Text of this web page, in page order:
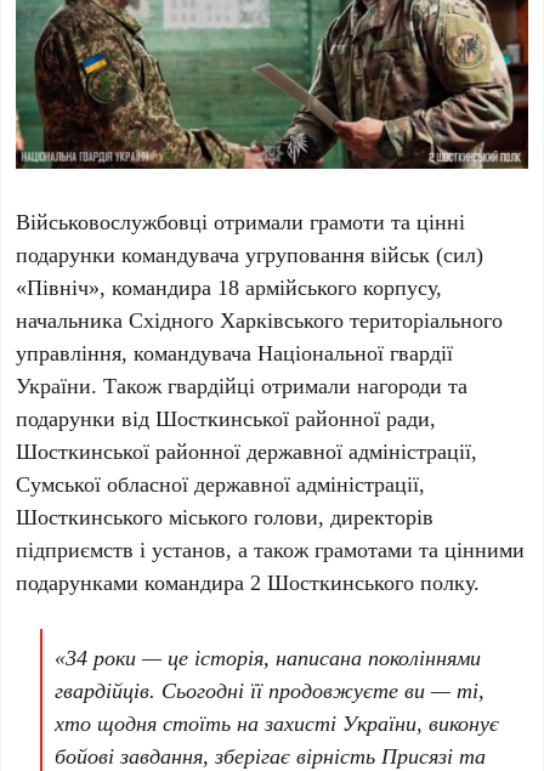
Військовослужбовці отримали грамоти та цінні
подарунки командувача угруповання військ (сил)
«Північ», командира 18 армійського корпусу,
начальника Східного Харківського територіального
управління, командувача Національної гвардії
України. Також гвардійці отримали нагороди та
подарунки від Шосткинської районної ради,
Шосткинської районної державної адміністрації,
Сумської обласної державної адміністрації,
Шосткинського міського голови, директорів
підприємств і установ, а також грамотами та цінними
подарунками командира 2 Шосткинського полку.
«34 роки — це історія, написана поколіннями
гвардійців. Сьогодні її продовжуєте ви — ті,
хто щодня стоїть на захисті України, виконує
бойові завдання, зберігає вірність Присязі та